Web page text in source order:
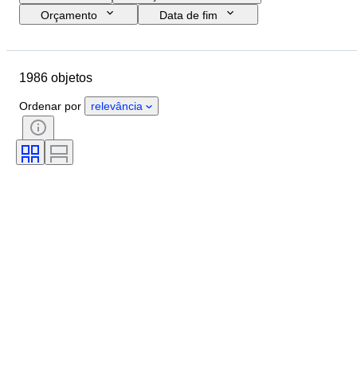
Orçamento
Data de fim
País de origem
Estado
Cor
Era
Acessórios incluídos
Modelo
1986 objetos
Ordenar por relevância